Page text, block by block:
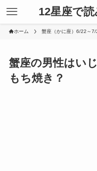
12星座で
ホーム 蟹座（かに座）6/22～7/
蟹座の男性はい
もち焼き？